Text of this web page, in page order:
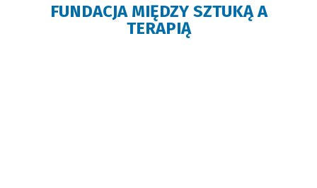
FUNDACJA MIĘDZY SZTUKĄ A
TERAPIĄ